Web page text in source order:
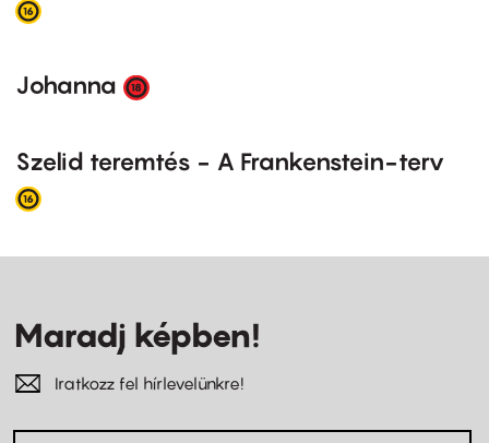
Johanna
Szelid teremtés - A Frankenstein-terv
Maradj képben!
Iratkozz fel hírlevelünkre!